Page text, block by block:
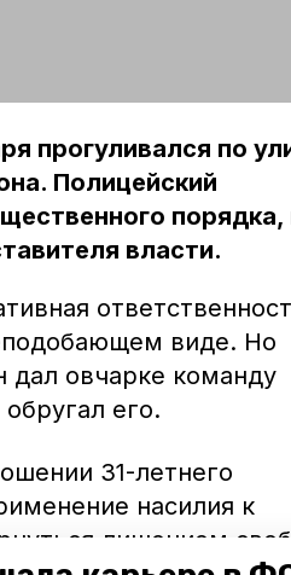
прогуливался по
Полицейский
порядка,
власти.
виде. Но
дал овчарке команду
его.
31-летнего
насилия к
лишением